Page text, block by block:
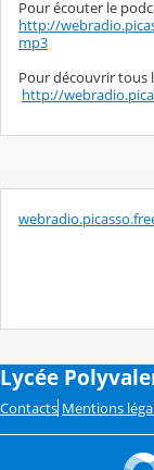
Pour écouter le
http://
mp3
Pour découvrir tous
http://
Lycée
Contacts Mentions